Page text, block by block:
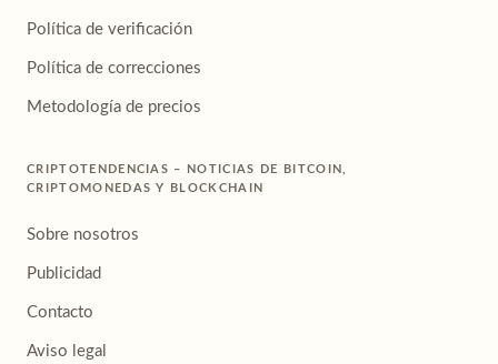
Política de verificación
Política de correcciones
Metodología de precios
CRIPTOTENDENCIAS – NOTICIAS DE BITCOIN,
CRIPTOMONEDAS Y BLOCKCHAIN
Sobre nosotros
Publicidad
Contacto
Aviso legal